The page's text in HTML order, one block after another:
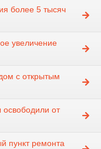
более 5 тысяч
увеличение
с открытым
освободили от
пункт ремонта